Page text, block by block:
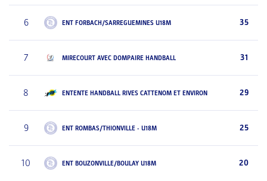
6 ENT FORBACH/SARREGUEMINES U18M 35
7 MIRECOURT AVEC DOMPAIRE HANDBALL 31
8 ENTENTE HANDBALL RIVES CATTENOM ET ENVIRON 29
9 ENT ROMBAS/THIONVILLE - U18M 25
10 ENT BOUZONVILLE/BOULAY U18M 20